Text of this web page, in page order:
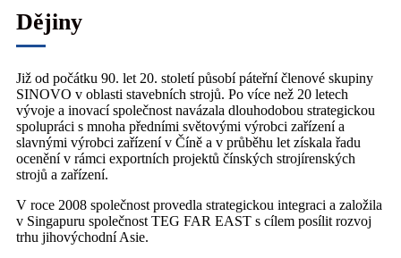
Dějiny
Již od počátku 90. let 20. století působí páteřní členové skupiny
SINOVO v oblasti stavebních strojů. Po více než 20 letech
vývoje a inovací společnost navázala dlouhodobou strategickou
spolupráci s mnoha předními světovými výrobci zařízení a
slavnými výrobci zařízení v Číně a v průběhu let získala řadu
ocenění v rámci exportních projektů čínských strojírenských
strojů a zařízení.
V roce 2008 společnost provedla strategickou integraci a založila
v Singapuru společnost TEG FAR EAST s cílem posílit rozvoj
trhu jihovýchodní Asie.